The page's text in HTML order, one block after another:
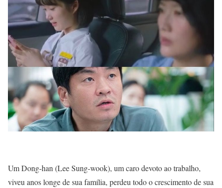
Um Dong-han (Lee Sung-wook), um caro devoto ao trabalho,
viveu anos longe de sua família, perdeu todo o crescimento de sua